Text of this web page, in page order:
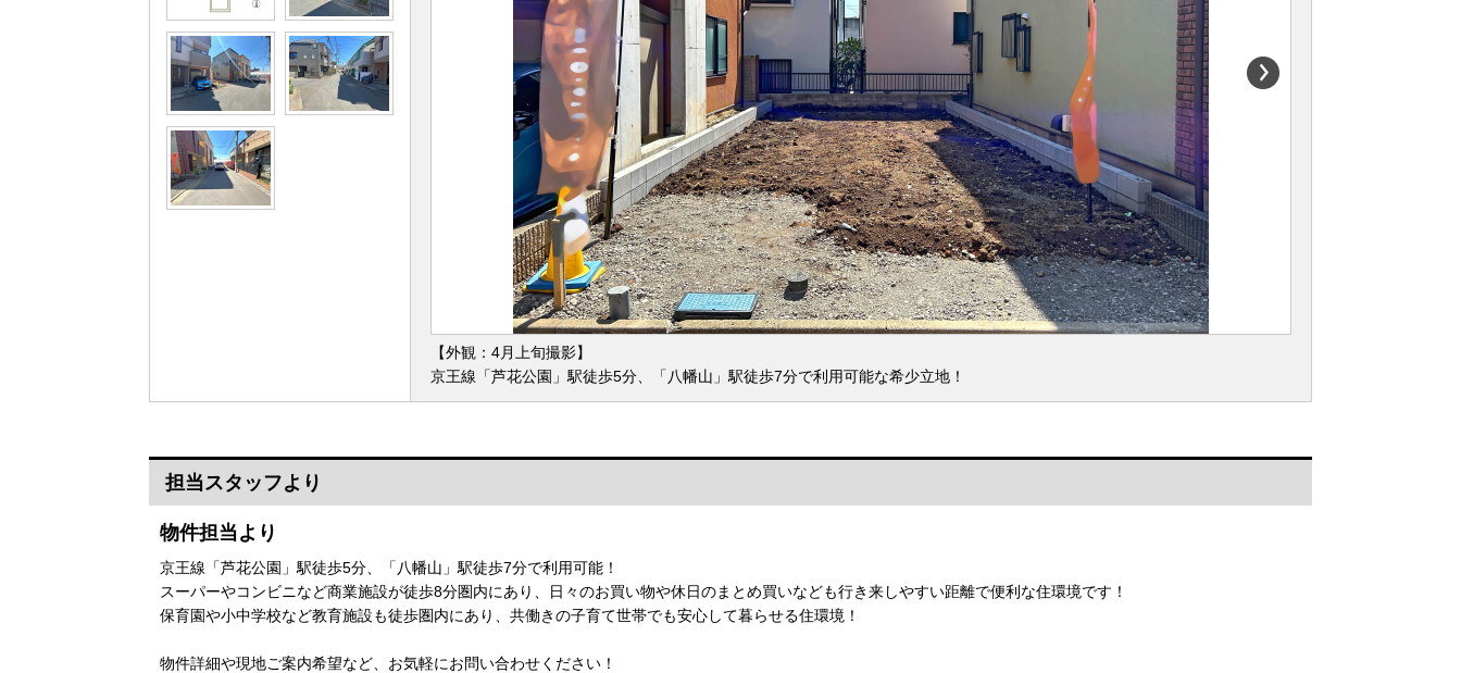
【外観：4月上旬撮影】
京王線「芦花公園」駅徒歩5分、「八幡山」駅徒歩7分で利用可能な希少立地！
担当スタッフより
物件担当より
京王線「芦花公園」駅徒歩5分、「八幡山」駅徒歩7分で利用可能！
スーパーやコンビニなど商業施設が徒歩8分圏内にあり、日々のお買い物や休日のまとめ買いなども行き来しやすい距離で便利な住環境です！
保育園や小中学校など教育施設も徒歩圏内にあり、共働きの子育て世帯でも安心して暮らせる住環境！
物件詳細や現地ご案内希望など、お気軽にお問い合わせください！